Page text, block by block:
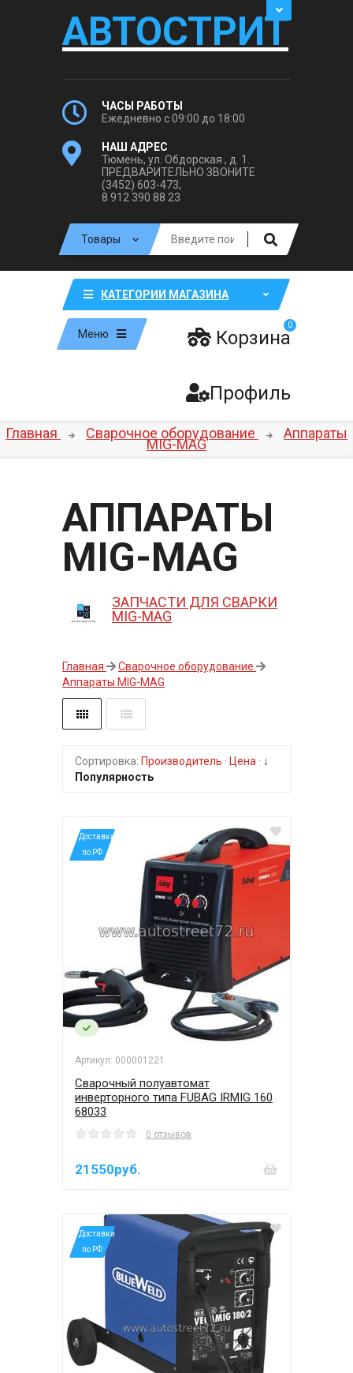
АВТОСТРИТ
ЧАСЫ РАБОТЫ
Ежедневно с 09:00 до 18:00
НАШ АДРЕС
Тюмень, ул. Обдорская , д. 1.
ПРЕДВАРИТЕЛЬНО ЗВОНИТЕ
(3452) 603-473,
8 912 390 88 23
КАТЕГОРИИ МАГАЗИНА
Меню Корзина
0
Профиль
Главная Сварочное оборудование Аппараты
MIG-MAG
АППАРАТЫ
MIG-MAG
ЗАПЧАСТИ ДЛЯ СВАРКИ
MIG-MAG
Главная
Сварочное оборудование
Аппараты MIG-MAG
Сортировка: Производитель · Цена · ↓
Популярность
*Доставка
по РФ
Артикул: 000001221
Сварочный полуавтомат
инверторного типа FUBAG IRMIG 160
68033
0 отзывов
21550руб.
*Доставка
по РФ